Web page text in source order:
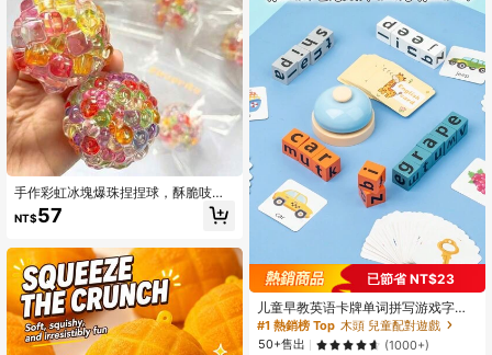
手作彩虹冰塊爆珠捏捏球，酥脆吱吱
聲顆粒填充壓力舒緩感官玩具，趣味
挑戰玩法，適合復活節、聖誕節、生
充禮物，適合兒童
NT$57
已節省 NT$23
儿童早教英语卡牌单词拼写游戏字母
识别配对积木战斗游戏益智玩具
#1 熱銷榜 Top 木頭 兒童配對遊戲
50+售出
(1000+)